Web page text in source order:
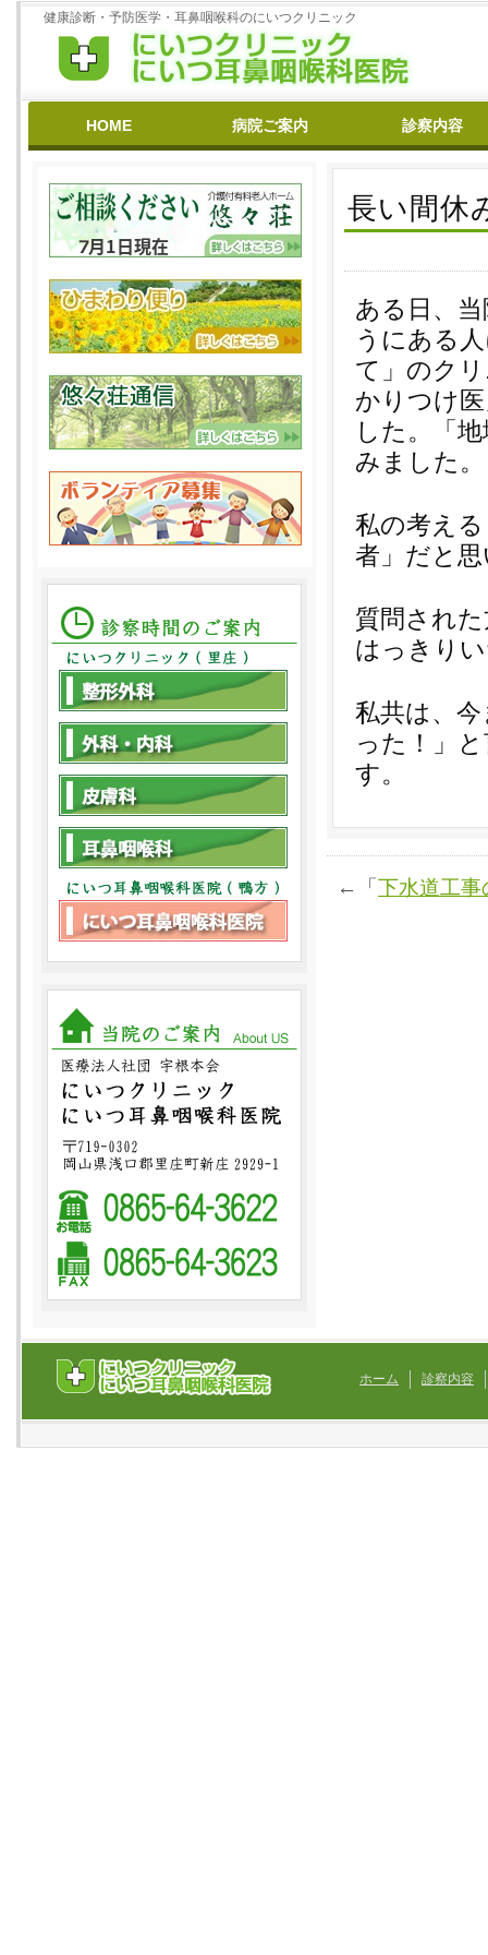
健康診断・予防医学・耳鼻咽喉科のにいつクリニック
HOME 病院ご案内 診察内容
在宅医療
花粉症
リハビリ
補聴器相談
禁煙外来
耳鳴り・いびき
めまい
難聴
予防接種
よくある質問
長い間休
ある日、
うにある
て」のク
かりつけ
した。「
みました。
私の考え
者」だと
質問され
はっきり
私共は、
った！」
す。
←「下水道工事
ホーム 診察内容